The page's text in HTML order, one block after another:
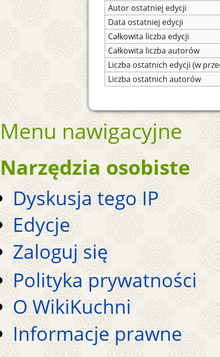
Autor ostatniej edycji
Data ostatniej edycji
Całkowita liczba edycji
Całkowita liczba autorów
Liczba ostatnich edycji (w
Liczba ostatnich autorów
Menu nawigacyjne
Narzędzia osobiste
Dyskusja tego IP
Edycje
Zaloguj się
Polityka prywatności
O WikiKuchni
Informacje prawne